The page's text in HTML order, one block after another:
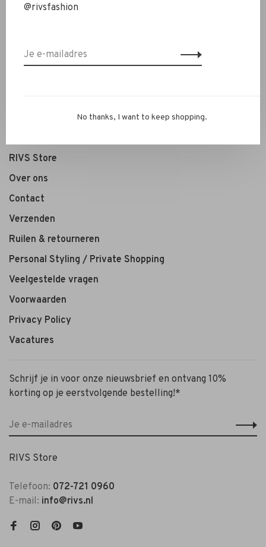
Schoenen
RIVS Store
Over ons
Contact
Verzenden
Ruilen & retourneren
Personal Styling / Private Shopping
Veelgestelde vragen
Voorwaarden
Privacy Policy
Vacatures
Schrijf je in voor onze nieuwsbrief en ontvang 10%
korting op je eerstvolgende bestelling!*
RIVS Store
Telefoon: 072-721 0960
E-mail: info@rivs.nl
@rivsfashion
No thanks, I want to keep shopping.